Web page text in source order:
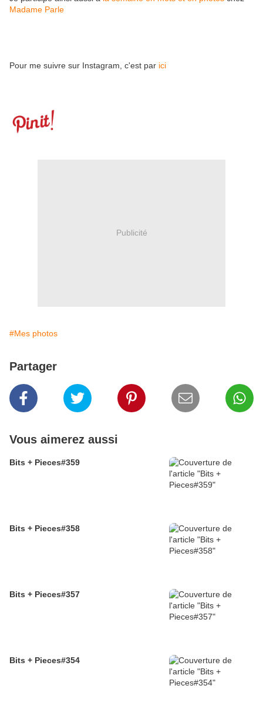
Madame Parle
Pour me suivre sur Instagram, c'est par ici
Publicité
#Mes photos
Partager
Vous aimerez aussi
Bits + Pieces#359
Bits + Pieces#358
Bits + Pieces#357
Bits + Pieces#354